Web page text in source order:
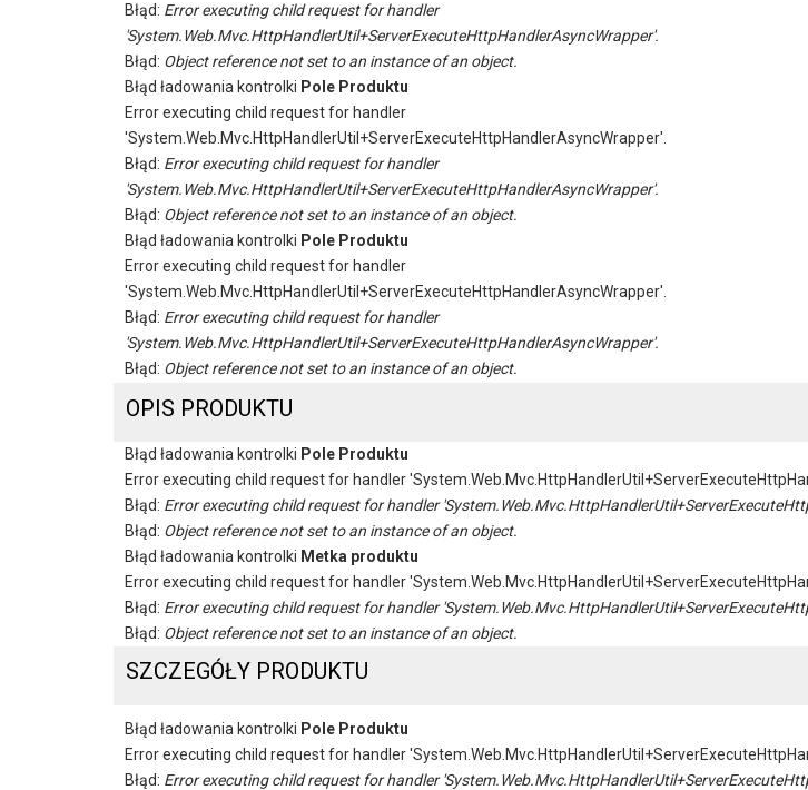
Błąd: Error executing child request for handler
'System.Web.Mvc.HttpHandlerUtil+ServerExecuteHttpHandlerAsyncWrapper'.
Błąd: Object reference not set to an instance of an object.
Błąd ładowania kontrolki Pole Produktu
Error executing child request for handler
'System.Web.Mvc.HttpHandlerUtil+ServerExecuteHttpHandlerAsyncWrapper'.
Błąd: Error executing child request for handler
'System.Web.Mvc.HttpHandlerUtil+ServerExecuteHttpHandlerAsyncWrapper'.
Błąd: Object reference not set to an instance of an object.
Błąd ładowania kontrolki Pole Produktu
Error executing child request for handler
'System.Web.Mvc.HttpHandlerUtil+ServerExecuteHttpHandlerAsyncWrapper'.
Błąd: Error executing child request for handler
'System.Web.Mvc.HttpHandlerUtil+ServerExecuteHttpHandlerAsyncWrapper'.
Błąd: Object reference not set to an instance of an object.
OPIS PRODUKTU
Błąd ładowania kontrolki Pole Produktu
Error executing child request for handler
Błąd: Error executing child request for handler
Błąd: Object reference not set to an instance of an object.
Błąd ładowania kontrolki Metka produktu
Error executing child request for handler
Błąd: Error executing child request for handler
Błąd: Object reference not set to an instance of an object.
SZCZEGÓŁY PRODUKTU
Błąd ładowania kontrolki Pole Produktu
Error executing child request for handler
Błąd: Error executing child request for handler